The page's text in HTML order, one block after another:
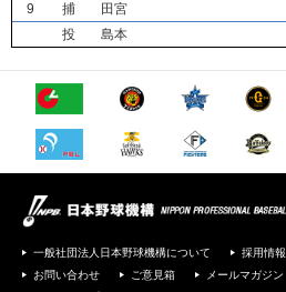
9
捕
田宮
投
島本
一般社団法人日本野球機構について 採用情報
お問い合わせ
ご意見箱 メールマガジン